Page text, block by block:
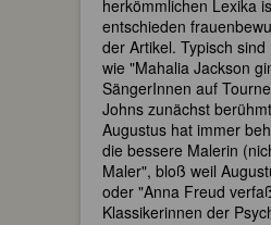
herkömmlichen Lexika
entschieden
der Artikel. Typisch
wie "Mahalia Jackson
SängerInnen auf
Johns zunächst
Augustus hat immer
die bessere Malerin
Maler", bloß weil
oder "Anna Freud
Klassikerinnen der